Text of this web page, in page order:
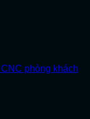
phòng khách